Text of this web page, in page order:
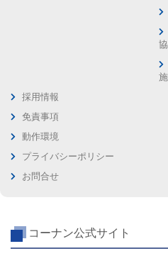
採用情報
免責事項
動作環境
プライバシーポリシー
お問合せ
コーナン公式サイト